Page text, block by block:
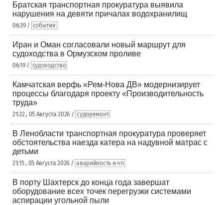
Братская транспортная прокуратура выявила
нарушения на девяти причалах водохранилищ
06:39 / события
Иран и Оман согласовали новый маршрут для
судоходства в Ормузском проливе
06:19 / судоходство
Камчатская верфь «Рем-Нова ДВ» модернизирует
процессы благодаря проекту «Производительность
труда»
21:22 , 05 Августа 2026 / судоремонт
В Ленобласти транспортная прокуратура проверяет
обстоятельства наезда катера на надувной матрас с
детьми
21:15 , 05 Августа 2026 / аварийность и чп
В порту Шахтерск до конца года завершат
оборудование всех точек перегрузки системами
аспирации угольной пыли